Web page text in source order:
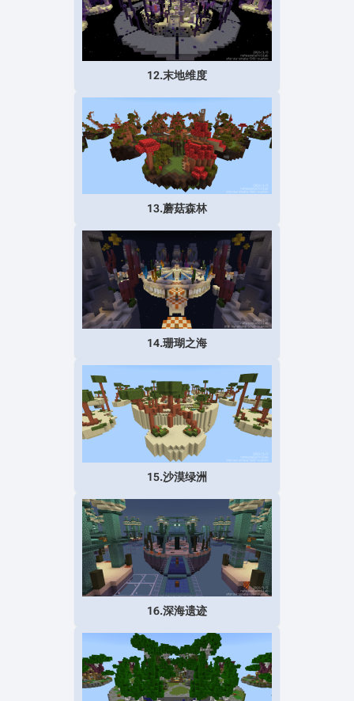
12.末地维度
13.蘑菇森林
14.珊瑚之海
15.沙漠绿洲
16.深海遗迹